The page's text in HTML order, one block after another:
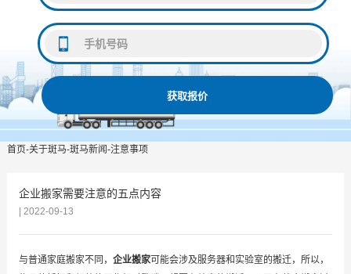
获取报价
首页-关于斑马-斑马新闻-注意事项
企业搬家需要注意的五点内容
| 2022-09-13
与普通家庭搬家不同， 企业搬家可能会涉及服务器和实验室的搬迁，所以，